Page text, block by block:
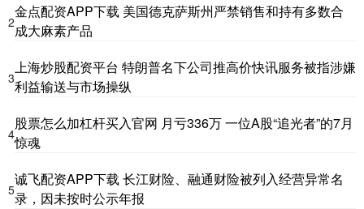
2
金点配资APP下载 美国德克萨斯州严禁销售和持有多数合
成大麻素产品
3
上海炒股配资平台 特朗普名下公司推高价快讯服务被指涉嫌
利益输送与市场操纵
4
股票怎么加杠杆买入官网 月亏336万 一位A股“追光者”的7月
惊魂
5
诚飞配资APP下载 长江财险、融通财险被列入经营异常名
录，因未按时公示年报